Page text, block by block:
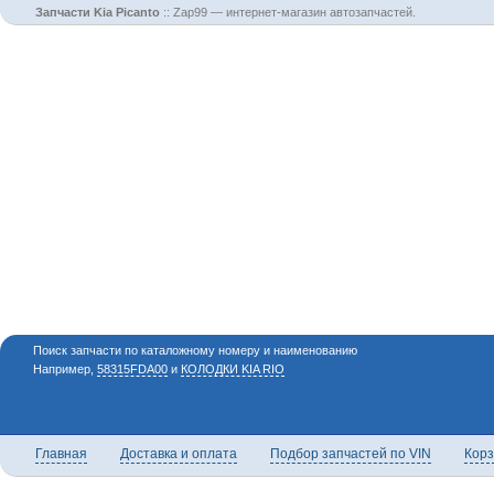
Запчасти Kia Picanto :: Zap99 — интернет-магазин автозапчастей.
Поиск запчасти по каталожному номеру и наименованию
Например, 58315FDA00 и КОЛОДКИ KIA RIO
Главная Доставка и оплата Подбор запчастей по VIN